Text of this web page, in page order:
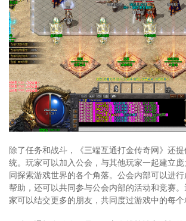
除了任务和战斗，《三端互通打金传奇网》还
统。玩家可以加入公会，与其他玩家一起建立
同探索游戏世界的各个角落。公会内部可以进
帮助，还可以共同参与公会内部的活动和竞赛
家可以结交更多的朋友，共同度过游戏中的每个